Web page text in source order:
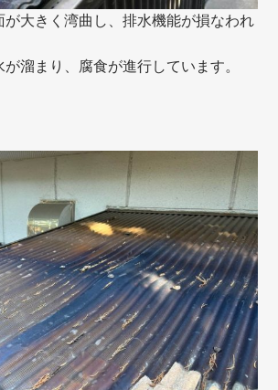
が大きく湾曲し、排水機能が損なわれ
溜まり、腐食が進行しています。